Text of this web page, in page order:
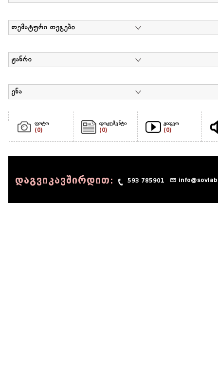
თემატური თეგები
ჟანრი
ენა
ფოტო
(0)
დოკუმენტი
(0)
ვიდეო
(0)
დაგვიკავშირდით: 593 785901